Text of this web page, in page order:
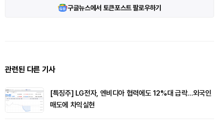
구글뉴스에서 토큰포스트 팔로우하기
관련된 다른 기사
[특징주] LG전자, 엔비디아 협력에도 12%대 급락…외국인
매도에 차익실현